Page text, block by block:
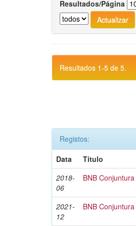
Resultados/Página
Resultados 1-5 de 5.
Registos:
Data
Título
2018-
06
BNB
2021-
12
BNB